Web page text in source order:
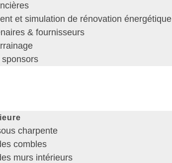
et simulation de rénovation énergétique
& fournisseurs
charpente
combles
murs intérieurs